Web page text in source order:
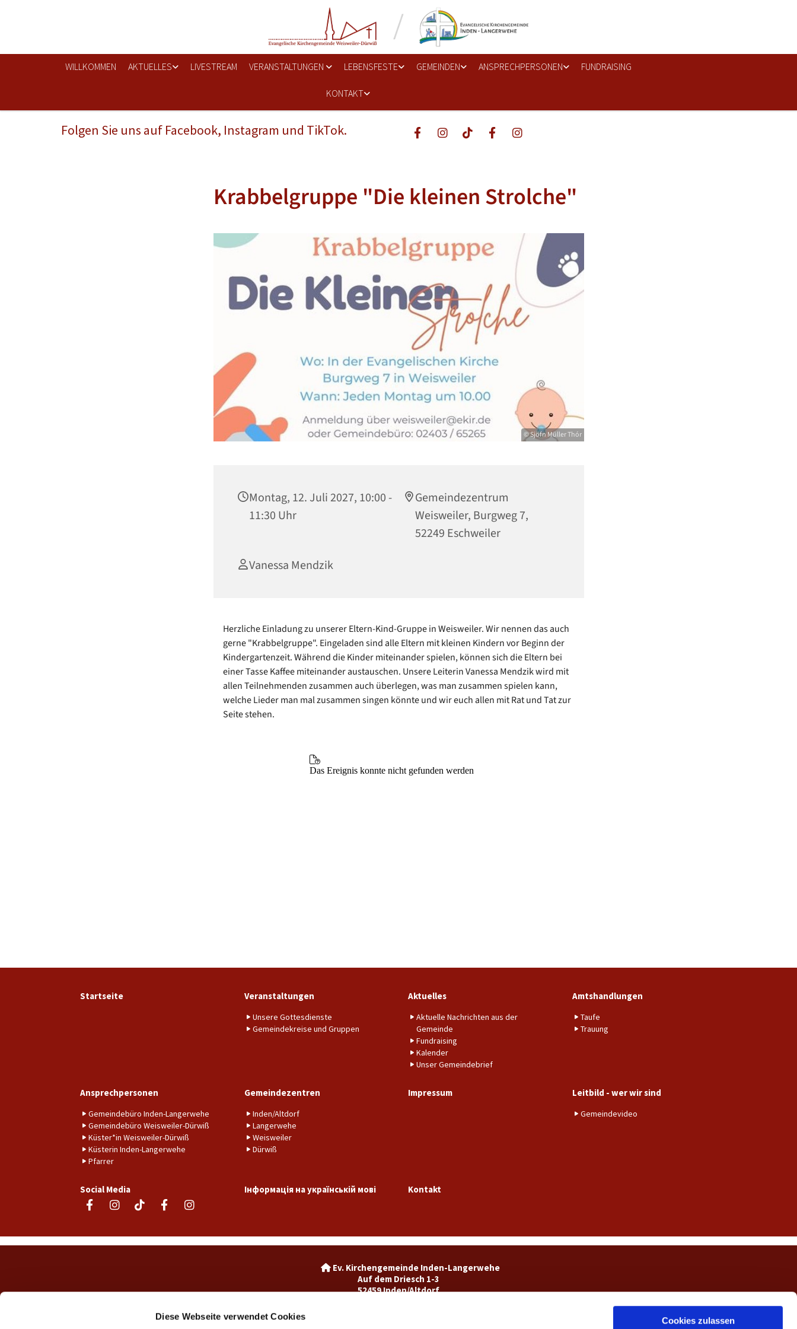
Diese Webseite verwendet Cookies Cookies zulassen
WILLKOMMEN AKTUELLES LIVESTREAM VERANSTALTUNGEN LEBENSFESTE GEMEINDEN ANSPRECHPERSONEN FUNDRAISING
KONTAKT
Folgen Sie uns auf Facebook, Instagram und TikTok.
Krabbelgruppe "Die kleinen Strolche"
© Sjöfn Müller Thór
Montag, 12. Juli 2027, 10:00 -
11:30 Uhr
Gemeindezentrum
Weisweiler, Burgweg 7,
52249 Eschweiler
Vanessa Mendzik
Herzliche Einladung zu unserer Eltern-Kind-Gruppe in Weisweiler. Wir nennen das auch
gerne "Krabbelgruppe". Eingeladen sind alle Eltern mit kleinen Kindern vor Beginn der
Kindergartenzeit. Während die Kinder miteinander spielen, können sich die Eltern bei
einer Tasse Kaffee miteinander austauschen. Unsere Leiterin Vanessa Mendzik wird mit
allen Teilnehmenden zusammen auch überlegen, was man zusammen spielen kann,
welche Lieder man mal zusammen singen könnte und wir euch allen mit Rat und Tat zur
Seite stehen.
Startseite Veranstaltungen
Unsere Gottesdienste
Gemeindekreise und Gruppen
Aktuelles
Aktuelle Nachrichten aus der
Gemeinde
Fundraising
Kalender
Unser Gemeindebrief
Amtshandlungen
Taufe
Trauung
Ansprechpersonen
Gemeindebüro Inden-Langerwehe
Gemeindebüro Weisweiler-Dürwiß
Küster*in Weisweiler-Dürwiß
Küsterin Inden-Langerwehe
Pfarrer
Gemeindezentren
Inden/Altdorf
Langerwehe
Weisweiler
Dürwiß
Impressum Leitbild - wer wir sind
Gemeindevideo
Social Media Інформація на українській мові Kontakt
Ev. Kirchengemeinde Inden-Langerwehe
Auf dem Driesch 1-3
52459 Inden/Altdorf